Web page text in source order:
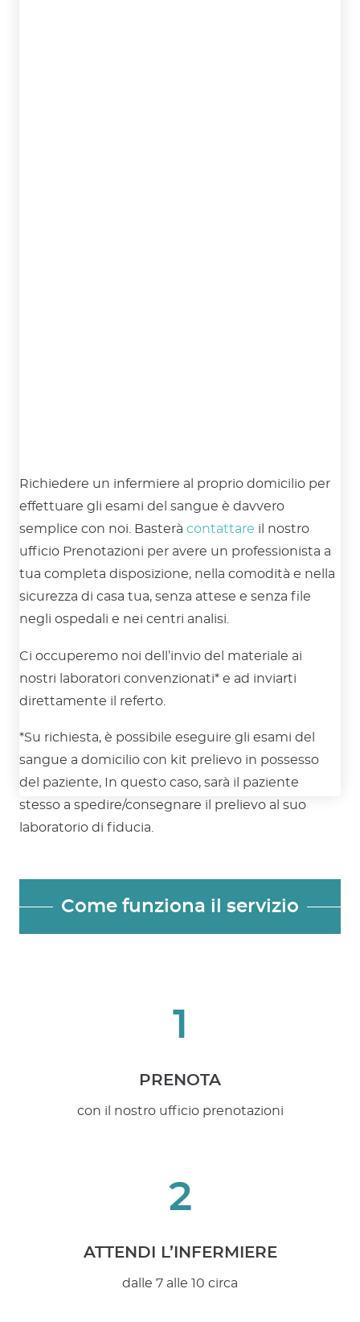
Richiedere un infermiere al proprio domicilio per
effettuare gli esami del sangue è davvero
semplice con noi. Basterà contattare il nostro
ufficio Prenotazioni per avere un professionista a
tua completa disposizione, nella comodità e nella
sicurezza di casa tua, senza attese e senza file
negli ospedali e nei centri analisi.
Ci occuperemo noi dell’invio del materiale ai
nostri laboratori convenzionati* e ad inviarti
direttamente il referto.
*Su richiesta, è possibile eseguire gli esami del
sangue a domicilio con kit prelievo in possesso
del paziente, In questo caso, sarà il paziente
stesso a spedire/consegnare il prelievo al suo
laboratorio di fiducia.
Come funziona il servizio
1
PRENOTA
con il nostro ufficio prenotazioni
2
ATTENDI L’INFERMIERE
dalle 7 alle 10 circa